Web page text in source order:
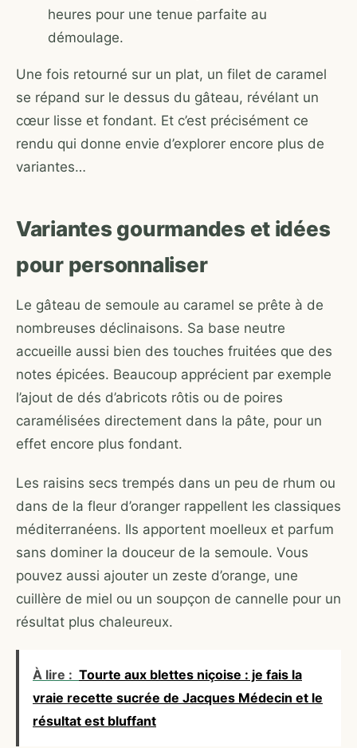
heures pour une tenue parfaite au
démoulage.
Une fois retourné sur un plat, un filet de caramel
se répand sur le dessus du gâteau, révélant un
cœur lisse et fondant. Et c’est précisément ce
rendu qui donne envie d’explorer encore plus de
variantes…
Variantes gourmandes et idées
pour personnaliser
Le gâteau de semoule au caramel se prête à de
nombreuses déclinaisons. Sa base neutre
accueille aussi bien des touches fruitées que des
notes épicées. Beaucoup apprécient par exemple
l’ajout de dés d’abricots rôtis ou de poires
caramélisées directement dans la pâte, pour un
effet encore plus fondant.
Les raisins secs trempés dans un peu de rhum ou
dans de la fleur d’oranger rappellent les classiques
méditerranéens. Ils apportent moelleux et parfum
sans dominer la douceur de la semoule. Vous
pouvez aussi ajouter un zeste d’orange, une
cuillère de miel ou un soupçon de cannelle pour un
résultat plus chaleureux.
À lire : Tourte aux blettes niçoise : je fais la
vraie recette sucrée de Jacques Médecin et le
résultat est bluffant